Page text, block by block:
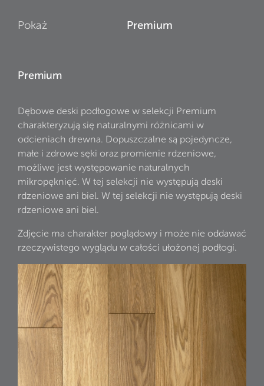
Pokaż Premium
Premium
Dębowe deski podłogowe w selekcji Premium
charakteryzują się naturalnymi różnicami w
odcieniach drewna. Dopuszczalne są pojedyncze,
małe i zdrowe sęki oraz promienie rdzeniowe,
możliwe jest występowanie naturalnych
mikropęknięć. W tej selekcji nie występują deski
rdzeniowe ani biel. W tej selekcji nie występują deski
rdzeniowe ani biel.
Zdjęcie ma charakter poglądowy i może nie oddawać
rzeczywistego wyglądu w całości ułożonej podłogi.